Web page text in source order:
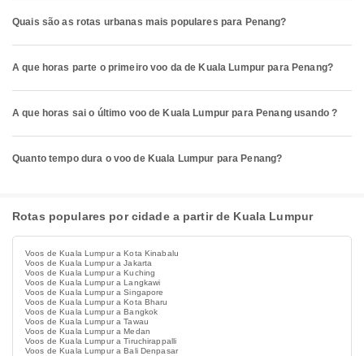
Quais são as rotas urbanas mais populares para Penang?
A que horas parte o primeiro voo da de Kuala Lumpur para Penang?
A que horas sai o último voo de Kuala Lumpur para Penang usando ?
Quanto tempo dura o voo de Kuala Lumpur para Penang?
Rotas populares por cidade a partir de Kuala Lumpur
Voos de Kuala Lumpur a Kota Kinabalu
Voos de Kuala Lumpur a Jakarta
Voos de Kuala Lumpur a Kuching
Voos de Kuala Lumpur a Langkawi
Voos de Kuala Lumpur a Singapore
Voos de Kuala Lumpur a Kota Bharu
Voos de Kuala Lumpur a Bangkok
Voos de Kuala Lumpur a Tawau
Voos de Kuala Lumpur a Medan
Voos de Kuala Lumpur a Tiruchirappalli
Voos de Kuala Lumpur a Bali Denpasar